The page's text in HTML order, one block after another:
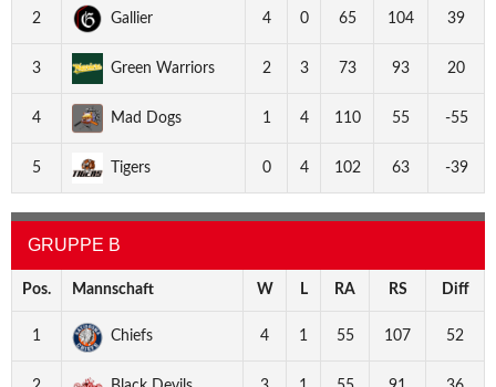
2 Gallier 4 0 65 104 39
3 Green Warriors 2 3 73 93 20
4 Mad Dogs 1 4 110 55 -55
5 Tigers 0 4 102 63 -39
GRUPPE B
Pos. Mannschaft W L RA RS Diff
1 Chiefs 4 1 55 107 52